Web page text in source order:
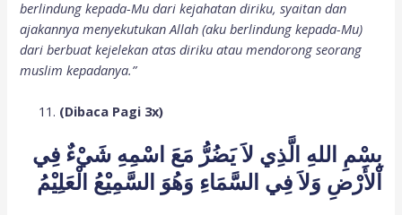
berlindung kepada-Mu dari kejahatan diriku, syaitan dan
ajakannya menyekutukan Allah (aku berlindung kepada-Mu)
dari berbuat kejelekan atas diriku atau mendorong seorang
muslim kepadanya.”
(Dibaca Pagi 3x)
بِسْمِ اللهِ الَّذِي لاَ يَضُرُّ مَعَ اسْمِهِ شَيْءٌ فِي
اْلأَرْضِ وَلاَ فِي السَّمَاءِ وَهُوَ السَّمِيْعُ الْعَلِيْمُ